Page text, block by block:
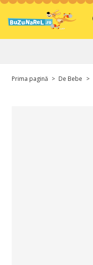
Prima pagină > De Bebe >